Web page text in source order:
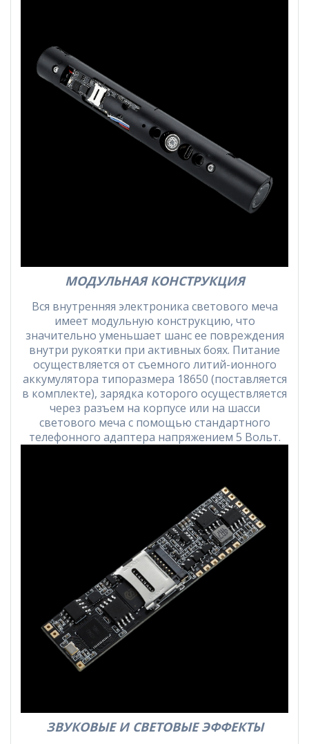
МОДУЛЬНАЯ КОНСТРУКЦИЯ
Вся внутренняя электроника светового меча
имеет модульную конструкцию, что
значительно уменьшает шанс ее повреждения
внутри рукоятки при активных боях. Питание
осуществляется от съемного литий-ионного
аккумулятора типоразмера 18650 (поставляется
в комплекте), зарядка которого осуществляется
через разъем на корпусе или на шасси
светового меча с помощью стандартного
телефонного адаптера напряжением 5 Вольт.
ЗВУКОВЫЕ И СВЕТОВЫЕ ЭФФЕКТЫ